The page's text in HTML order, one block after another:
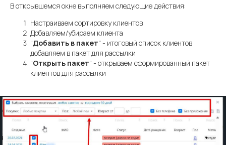
В открывшемся окне выполняем следующие действия:
Настраиваем сортировку клиентов
Добавляем/убираем клиента
"Добавить в пакет" - итоговый список клиентов
добавляем в пакет для рассылки
"Открыть пакет" - открываем сформированный пакет
клиентов для рассылки